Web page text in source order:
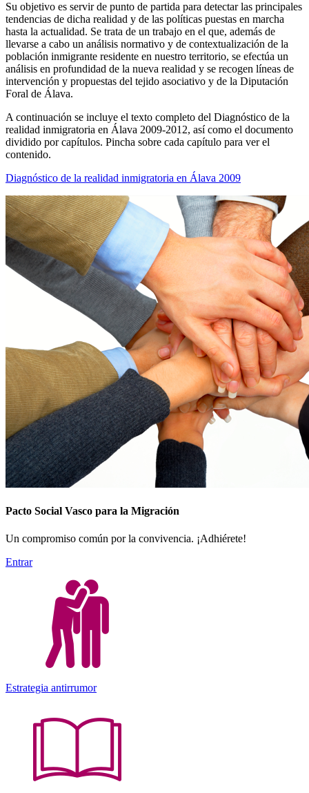
Su objetivo es servir de punto de partida para detectar las principales
tendencias de dicha realidad y de las políticas puestas en marcha
hasta la actualidad. Se trata de un trabajo en el que, además de
llevarse a cabo un análisis normativo y de contextualización de la
población inmigrante residente en nuestro territorio, se efectúa un
análisis en profundidad de la nueva realidad y se recogen líneas de
intervención y propuestas del tejido asociativo y de la Diputación
Foral de Álava.
A continuación se incluye el texto completo del Diagnóstico de la
realidad inmigratoria en Álava 2009-2012, así como el documento
dividido por capítulos. Pincha sobre cada capítulo para ver el
contenido.
Diagnóstico de la realidad inmigratoria en Álava 2009
Pacto Social Vasco para la Migración
Un compromiso común por la convivencia. ¡Adhiérete!
Entrar
Estrategia antirrumor